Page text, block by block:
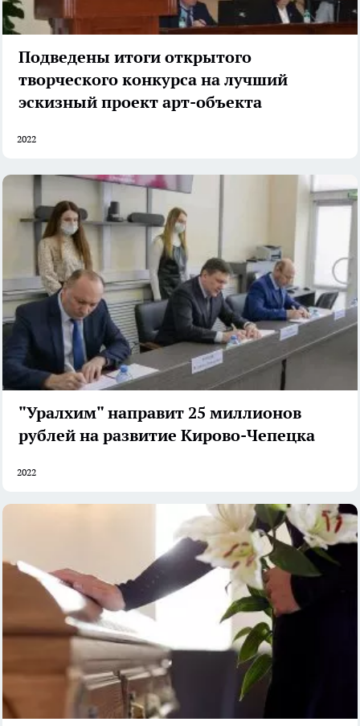
Подведены итоги открытого
творческого конкурса на лучший
эскизный проект арт-объекта
2022
"Уралхим" направит 25 миллионов
рублей на развитие Кирово-Чепецка
2022